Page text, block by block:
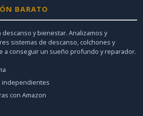
BARATO
y bienestar. Analizamos y
sistemas de descanso, colchones y
a conseguir un sueño profundo y reparador.
independientes
con Amazon